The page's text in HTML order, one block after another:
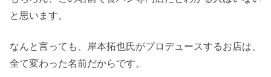
と思います。
なんと言っても、岸本拓也氏がプロデュースするお店は、
全て変わった名前だからです。